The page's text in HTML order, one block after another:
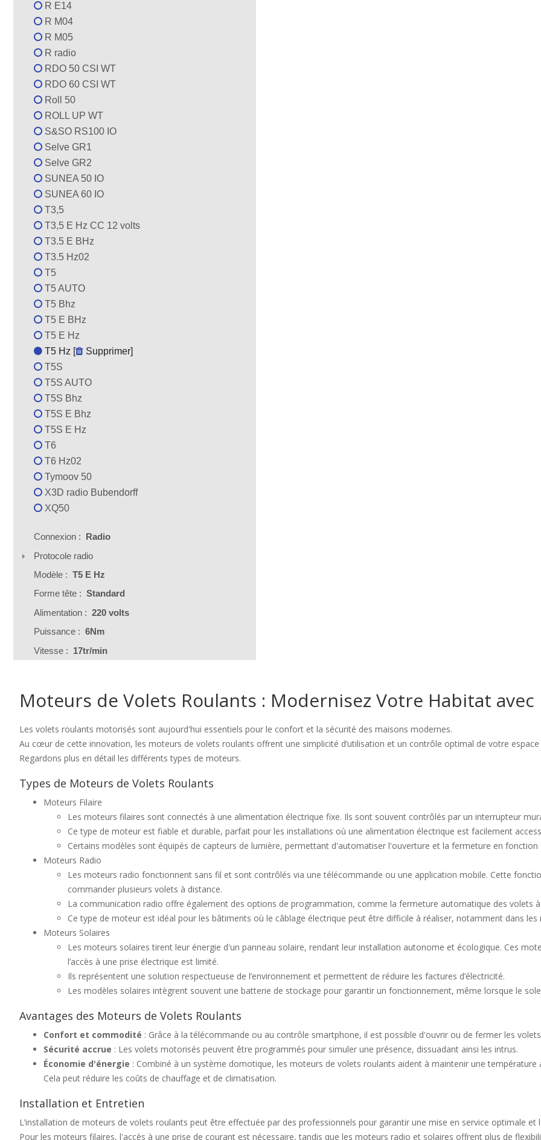
R E14
R M04
R M05
R radio
RDO 50 CSI WT
RDO 60 CSI WT
Roll 50
ROLL UP WT
S&SO RS100 IO
Selve GR1
Selve GR2
SUNEA 50 IO
SUNEA 60 IO
T3,5
T3,5 E Hz CC 12 volts
T3.5 E BHz
T3.5 Hz02
T5
T5 AUTO
T5 Bhz
T5 E BHz
T5 E Hz
T5 Hz [
Supprimer]
T5S
T5S AUTO
T5S Bhz
T5S E Bhz
T5S E Hz
T6
T6 Hz02
Tymoov 50
X3D radio Bubendorff
XQ50
Connexion : Radio
Protocole radio
Modèle : T5 E Hz
Forme tête : Standard
Alimentation : 220 volts
Puissance : 6Nm
Vitesse : 17tr/min
Moteurs de Volets Roulants : Modernisez Votre Habitat
Les volets roulants motorisés sont aujourd'hui essentiels pour le confort et la sécurité des maisons modernes.
Au cœur de cette innovation, les moteurs de volets roulants offrent une simplicité d’utilisation et un contrôle optimal de votre espace
Regardons plus en détail les différents types de moteurs.
Types de Moteurs de Volets Roulants
Moteurs Filaire
Les moteurs filaires sont connectés à une alimentation électrique fixe. Ils sont souvent contrôlés par un interrupteur
Ce type de moteur est fiable et durable, parfait pour les installations où une alimentation électrique est facilement
Certains modèles sont équipés de capteurs de lumière, permettant d'automatiser l'ouverture et la fermeture en fonction
Moteurs Radio
Les moteurs radio fonctionnent sans fil et sont contrôlés via une télécommande ou une application mobile. Cette
commander plusieurs volets à distance.
La communication radio offre également des options de programmation, comme la fermeture automatique des volets
Ce type de moteur est idéal pour les bâtiments où le câblage électrique peut être difficile à réaliser, notamment dans les
Moteurs Solaires
Les moteurs solaires tirent leur énergie d'un panneau solaire, rendant leur installation autonome et écologique. Ces
l’accès à une prise électrique est limité.
Ils représentent une solution respectueuse de l’environnement et permettent de réduire les factures d’électricité.
Les modèles solaires intègrent souvent une batterie de stockage pour garantir un fonctionnement, même lorsque le
Avantages des Moteurs de Volets Roulants
Confort et commodité : Grâce à la télécommande ou au contrôle smartphone, il est possible d'ouvrir ou de fermer les
Sécurité accrue : Les volets motorisés peuvent être programmés pour simuler une présence, dissuadant ainsi les intrus.
Économie d'énergie : Combiné à un système domotique, les moteurs de volets roulants aident à maintenir une
Cela peut réduire les coûts de chauffage et de climatisation.
Installation et Entretien
L’installation de moteurs de volets roulants peut être effectuée par des professionnels pour garantir une mise en service optimale et
Pour les moteurs filaires, l'accès à une prise de courant est nécessaire, tandis que les moteurs radio et solaires offrent plus de